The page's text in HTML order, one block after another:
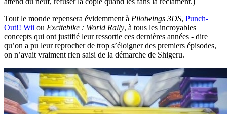
Tout le monde repensera évidemment à Pilotwings 3DS, Punch-
Out!! Wii ou Excitebike : World Rally, à tous les incroyables
concepts qui ont justifié leur ressortie ces dernières années - dire
qu’on a pu leur reprocher de trop s’éloigner des premiers épisodes,
on n’avait vraiment rien saisi de la démarche de Shigeru.